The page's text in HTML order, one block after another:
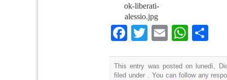
ok-liberati-
alessio.jpg
Facebook
TwitterEmail
This entry was posted on lunedì,
filed under . You can follow any